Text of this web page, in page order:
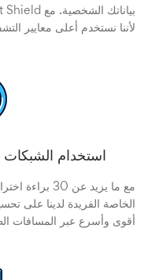
لأننا نستخدم أعلى معايير
استخدام الشبكات
مع ما يزيد عن
الخاصة الفريدة لدينا على
أقوى وأسرع عبر المسافات